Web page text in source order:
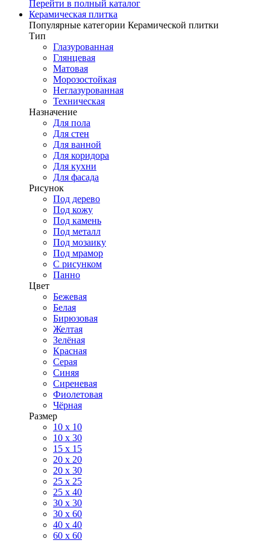
Перейти в полный каталог
Керамическая плитка
Популярные категории Керамической плитки
Тип
Глазурованная
Глянцевая
Матовая
Морозостойкая
Неглазурованная
Техническая
Назначение
Для пола
Для стен
Для ванной
Для коридора
Для кухни
Для фасада
Рисунок
Под дерево
Под кожу
Под камень
Под металл
Под мозаику
Под мрамор
С рисунком
Панно
Цвет
Бежевая
Белая
Бирюзовая
Желтая
Зелёная
Красная
Серая
Синяя
Сиреневая
Фиолетовая
Чёрная
Размер
10 х 10
10 x 30
15 x 15
20 х 20
20 x 30
25 x 25
25 x 40
30 x 30
30 х 60
40 х 40
60 х 60